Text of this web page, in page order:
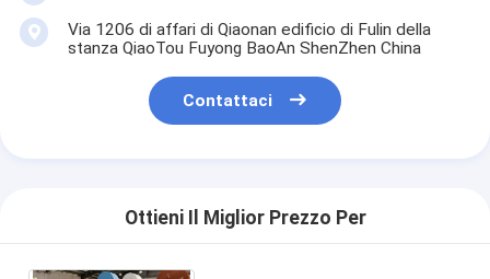
Via 1206 di affari di Qiaonan edificio di Fulin della
stanza QiaoTou Fuyong BaoAn ShenZhen China
Contattaci
Ottieni Il Miglior Prezzo Per